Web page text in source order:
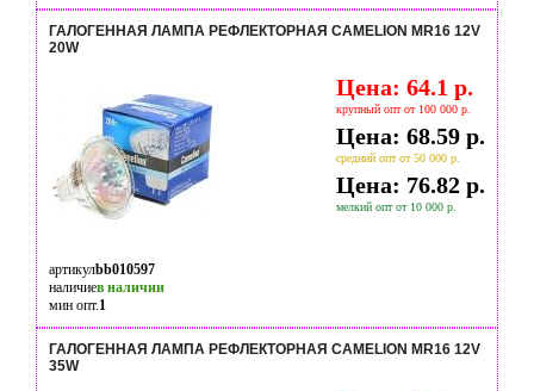
ГАЛОГЕННАЯ ЛАМПА РЕФЛЕКТОРНАЯ CAMELION MR16 12V
20W
Цена: 64.1 р.
крупный опт от 100 000 р.
Цена: 68.59 р.
средний опт от 50 000 р.
Цена: 76.82 р.
мелкий опт от 10 000 р.
артикулbb010597
наличиев наличии
мин опт.1
ГАЛОГЕННАЯ ЛАМПА РЕФЛЕКТОРНАЯ CAMELION MR16 12V
35W